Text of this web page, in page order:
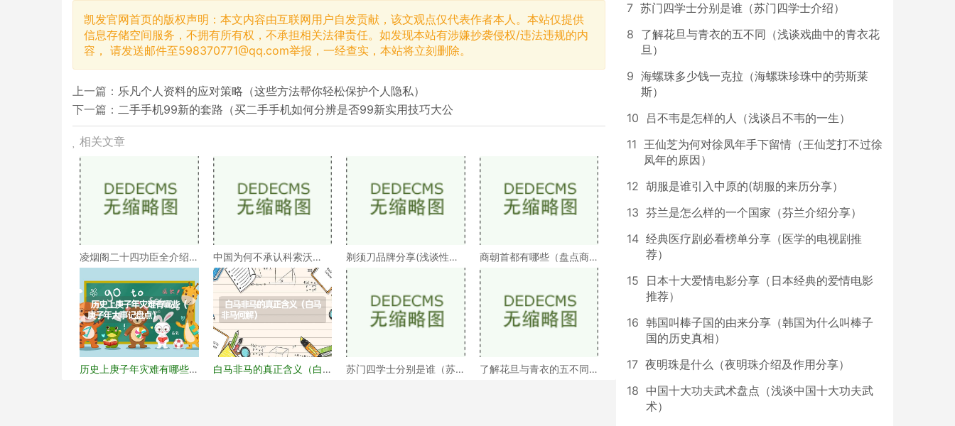
凯发官网首页的版权声明：本文内容由互联网用户自发贡献，该文观点仅代表作者本人。本站仅提供
信息存储空间服务，不拥有所有权，不承担相关法律责任。如发现本站有涉嫌抄袭侵权/违法违规的内
容， 请发送邮件至598370771@qq.com举报，一经查实，本站将立刻删除。
上一篇： 乐凡个人资料的应对策略（这些方法帮你轻松保护个人隐私）
下一篇： 二手手机99新的套路（买二手手机如何分辨是否99新实用技巧大公
相关文章
凌烟阁二十四功臣全介绍
（凌烟阁二十四功臣排
中国为何不承认科索沃
（科索沃为何不被承认）
剃须刀品牌分享(浅谈性价
比高的剃须刀品牌）
商朝首都有哪些（盘点商
朝的十几个首都）
历史上庚子年灾难有哪些
白马非马的真正含义（白
苏门四学士分别是谁（苏
了解花旦与青衣的五不同
7 苏门四学士分别是谁（苏门四学士介绍）
8 了解花旦与青衣的五不同（浅谈戏曲中的青衣花
旦）
9 海螺珠多少钱一克拉（海螺珠珍珠中的劳斯莱
斯）
10
吕不韦是怎样的人（浅谈吕不韦的一生）
11 王仙芝为何对徐凤年手下留情（王仙芝打不过徐
凤年的原因）
12 胡服是谁引入中原的(胡服的来历分享）
13 芬兰是怎么样的一个国家（芬兰介绍分享）
14 经典医疗剧必看榜单分享（医学的电视剧推
荐）
15
日本十大爱情电影分享（日本经典的爱情电影
推荐）
16 韩国叫棒子国的由来分享（韩国为什么叫棒子
国的历史真相）
17 夜明珠是什么（夜明珠介绍及作用分享）
18 中国十大功夫武术盘点（浅谈中国十大功夫武
术）